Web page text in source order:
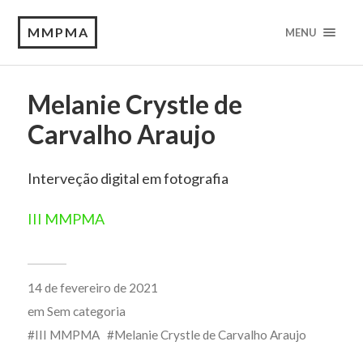
MMPMA MENU
Melanie Crystle de
Carvalho Araujo
Interveção digital em fotografia
III MMPMA
14 de fevereiro de 2021
em Sem categoria
III MMPMA
Melanie Crystle de Carvalho Araujo